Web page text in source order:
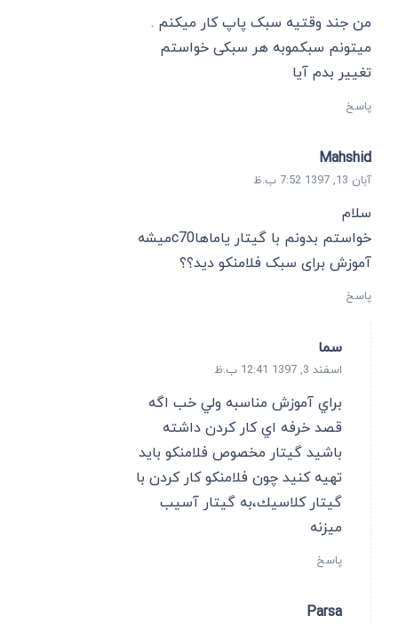
من جند وقتیه سبک پاپ کار میکنم .
میتونم سبکموبه هر سبکی خواستم
تغییر بدم آیا
پاسخ
Mahshid
آبان 13, 1397 7:52 ب.ظ
سلام
خواستم بدونم با گیتار یاماهاc70میشه
آموزش برای سبک فلامنکو دید؟؟
پاسخ
سما
اسفند 3, 1397 12:41 ب.ظ
براي آموزش مناسبه ولي خب اگه
قصد خرفه اي كار كردن داشته
باشيد گيتار مخصوص فلامنكو بايد
تهيه كنيد چون فلامنكو كار كردن با
گيتار كلاسيك،به گيتار آسيب
ميزنه
پاسخ
Parsa